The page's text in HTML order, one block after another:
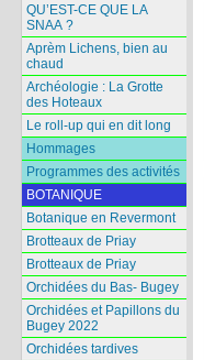
QU’EST-CE QUE LA
SNAA ?
Aprèm Lichens, bien au
chaud
Archéologie : La Grotte
des Hoteaux
Le roll-up qui en dit long
Hommages
Programmes des activités
BOTANIQUE
Botanique en Revermont
Brotteaux de Priay
Brotteaux de Priay
Orchidées du Bas- Bugey
Orchidées et Papillons du
Bugey 2022
Orchidées tardives